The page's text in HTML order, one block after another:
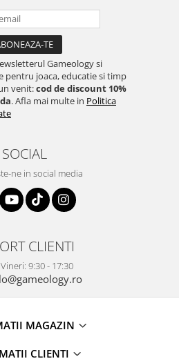
Gameology si
pentru joaca, educatie si timp
venit:cod de discount 10%
. Afla mai multe in Politica
SOCIAL
ne in social media
CLIENTI
9:30 - 17:30
MAGAZIN
CLIENTI